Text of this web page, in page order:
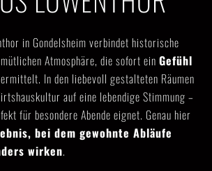
in Gondelsheim verbindet historische
Atmosphäre, die sofort ein Gefühl
In den liebevoll gestalteten Räumen
auf eine lebendige Stimmung –
für besondere Abende eignet. Genau hier
bei dem gewohnte Abläufe
wirken.